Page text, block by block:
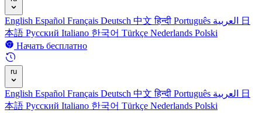
English Español Français Deutsch 中文हिन्दी Português
日
本語 Русский Italiano 한국어 Türkçe Nederlands Polski
Начать бесплатно
ru
English Español Français Deutsch 中文हिन्दी Português
日
本語 Русский Italiano 한국어 Türkçe Nederlands Polski